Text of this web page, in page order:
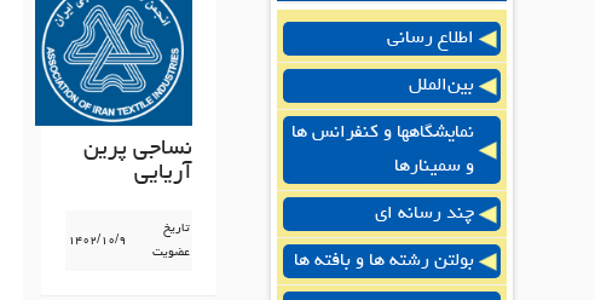
اطلاع رسانی
بین‌الملل
نمایشگاهها و کنفرانس ها
و سمینارها
چند رسانه ای
بولتن رشته ها و بافته ها
نساجی پرین
آریایی
تاریخ
عضویت
۱۴۰۲/۱۰/۹